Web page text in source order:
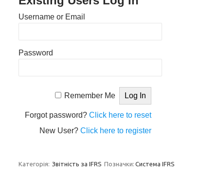
Username or Email
Password
Remember Me
Forgot password?Click here to reset
New User?Click here to register
Категорія: Звітність за IFRS Позначки: Система IFRS